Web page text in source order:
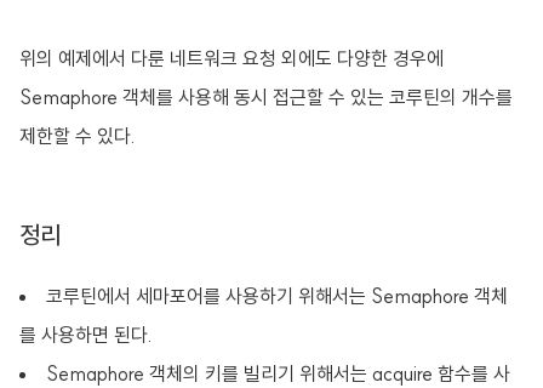
위의 예제에서 다룬 네트워크 요청 외에도 다양한 경우에
Semaphore 객체를 사용해 동시 접근할 수 있는 코루틴의 개수를
제한할 수 있다.
정리
코루틴에서 세마포어를 사용하기 위해서는 Semaphore 객체
를 사용하면 된다.
Semaphore 객체의 키를 빌리기 위해서는 acquire 함수를 사